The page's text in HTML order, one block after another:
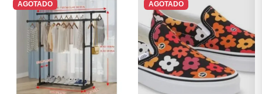
AGOTADO AGOTADO